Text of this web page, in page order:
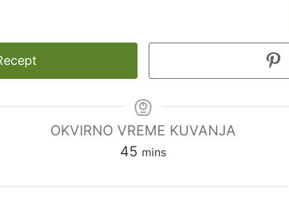
OKVIRNO VREME KUVANJA
45 mins